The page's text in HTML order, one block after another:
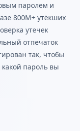
паролем и
800M+ утёкших
утечек
отпечаток
так, чтобы
пароль вы